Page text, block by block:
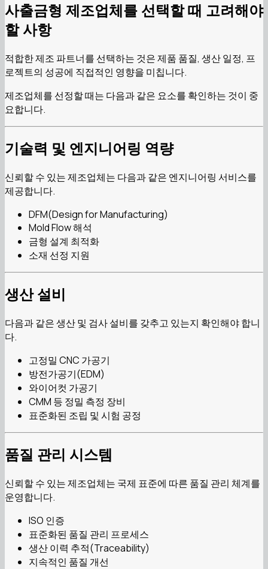
사출금형 제조업체를 선택할 때 고려해야
할 사항
적합한 제조 파트너를 선택하는 것은 제품 품질, 생산 일정, 프
로젝트의 성공에 직접적인 영향을 미칩니다.
제조업체를 선정할 때는 다음과 같은 요소를 확인하는 것이 중
요합니다.
기술력 및 엔지니어링 역량
신뢰할 수 있는 제조업체는 다음과 같은 엔지니어링 서비스를
제공합니다.
DFM(Design for Manufacturing)
Mold Flow 해석
금형 설계 최적화
소재 선정 지원
생산 설비
다음과 같은 생산 및 검사 설비를 갖추고 있는지 확인해야 합니
다.
고정밀 CNC 가공기
방전가공기(EDM)
와이어컷 가공기
CMM 등 정밀 측정 장비
표준화된 조립 및 시험 공정
품질 관리 시스템
신뢰할 수 있는 제조업체는 국제 표준에 따른 품질 관리 체계를
운영합니다.
ISO 인증
표준화된 품질 관리 프로세스
생산 이력 추적(Traceability)
지속적인 품질 개선